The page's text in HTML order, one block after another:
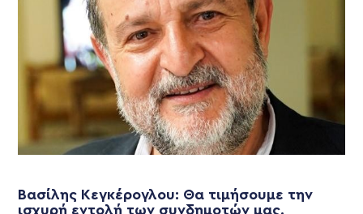
Βασίλης Κεγκέρογλου: Θα τιμήσουμε την
ισχυρή εντολή των συνδημοτών μας.